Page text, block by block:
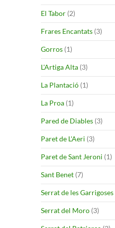
El Tabor (2)
Frares Encantats (3)
Gorros (1)
L'Artiga Alta (3)
La Plantació (1)
La Proa (1)
Pared de Diables (3)
Paret de L'Aeri (3)
Paret de Sant Jeroni (1)
Sant Benet (7)
Serrat de les Garrigoses
Serrat del Moro (3)